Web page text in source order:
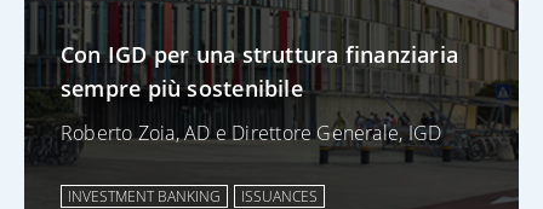
Con IGD per una struttura finanziaria
sempre più sostenibile
Roberto Zoia, AD e Direttore Generale, IGD
INVESTMENT BANKING
ISSUANCES